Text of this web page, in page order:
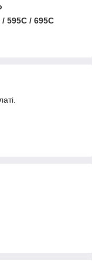
595C / 695C